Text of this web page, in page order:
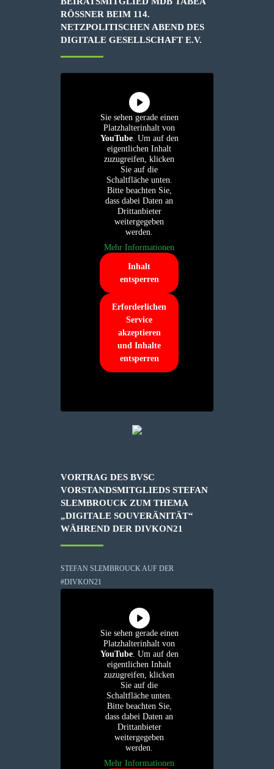
RÖSSNER BEIM 114. N
ETZPOLITISCHEN ABEND DES D
IGITALE GESELLSCHAFT E.V.
Sie sehen gerade einen
Platzhalterinhalt von
YouTube. Um auf den
eigentlichen Inhalt
zuzugreifen, klicken
Sie auf die
Schaltfläche unten.
Bitte beachten Sie,
dass dabei Daten an
Drittanbieter
weitergegeben
werden.
Mehr Informationen
Inhalt
entsperren
Erforderlichen
Service
akzeptieren
und Inhalte
entsperren
VORTRAG DES BVSC
VORSTANDSMITGLIEDS STEFAN
SLEMBROUCK ZUM THEMA
„DIGITALE SOUVERÄNITÄT“
WÄHREND DER DIVKON21
STEFAN SLEMBROUCK AUF DER
#DIVKON21
Sie sehen gerade einen
Platzhalterinhalt von
YouTube. Um auf den
eigentlichen Inhalt
zuzugreifen, klicken
Sie auf die
Schaltfläche unten.
Bitte beachten Sie,
dass dabei Daten an
Drittanbieter
weitergegeben
werden.
Mehr Informationen